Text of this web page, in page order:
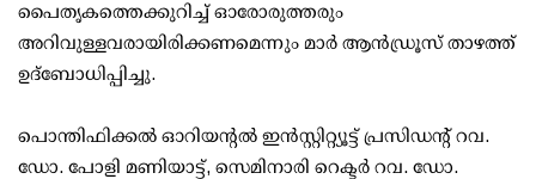
പൈതൃകത്തെക്കുറിച്ച് ഓരോരുത്തരും
അറിവുള്ളവരായിരിക്കണമെന്നും മാര്‍ ആന്‍ഡ്രൂസ് താഴത്ത്
ഉദ്‌ബോധിപ്പിച്ചു.
പൊന്തിഫിക്കല്‍ ഓറിയന്റല്‍ ഇന്‍സ്റ്റിറ്റ്യൂട്ട് പ്രസിഡന്റ് റവ.
ഡോ. പോളി മണിയാട്ട്, സെമിനാരി റെക്ടര്‍ റവ. ഡോ.